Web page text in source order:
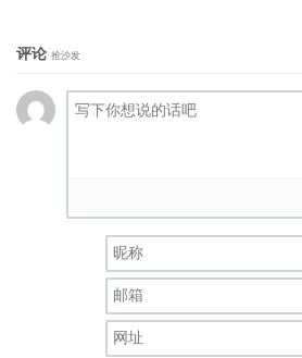
评论 抢沙发